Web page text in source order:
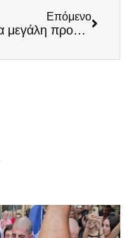
Επόμενο
Νέα μεγάλη προσφορά ειδών ρουχισμού στη Βόρεια Εύβοια από τους ΕΛΛΗΝΕΣ